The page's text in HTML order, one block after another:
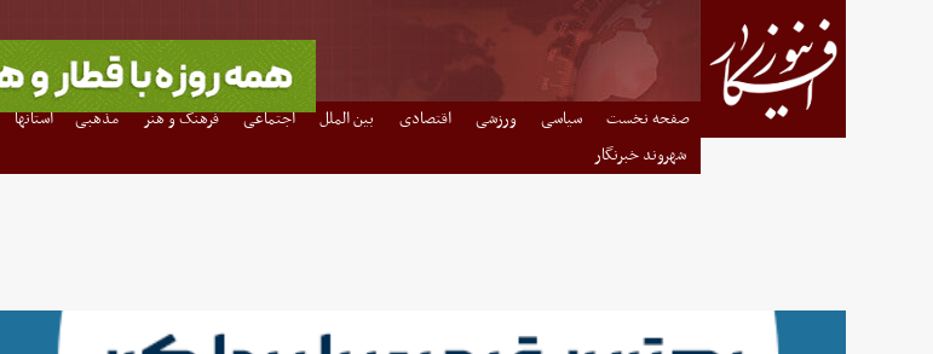
صفحه نخست سیاسی ورزشی اقتصادی بین الملل اجتماعی فرهنگ و هنر مذهبی استانها
شهروند خبرنگار